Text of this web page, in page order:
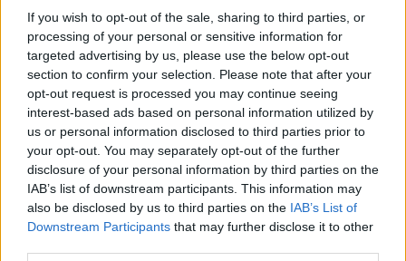
If you wish to opt-out of the sale, sharing to third parties, or
processing of your personal or sensitive information for
targeted advertising by us, please use the below opt-out
section to confirm your selection. Please note that after your
opt-out request is processed you may continue seeing
interest-based ads based on personal information utilized by
us or personal information disclosed to third parties prior to
your opt-out. You may separately opt-out of the further
disclosure of your personal information by third parties on the
IAB’s list of downstream participants. This information may
also be disclosed by us to third parties on the IAB’s List of
Downstream Participants that may further disclose it to other
CHAMPIONS CUP
Coppe Europee: Fischetti in meta col
Northtampton, primo italiano
qualificato video
Daniele Goegan / 04.04.2026 12:04
CHAMPIONS CUP
Coppe: 7 squadre francesi eliminate,
vale di più il Top14